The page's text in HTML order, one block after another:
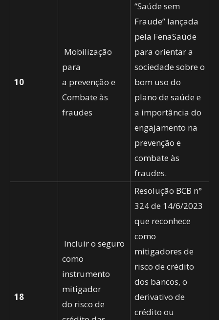
10
Mobilização
para
a prevenção e
Combate às
fraudes
“Saúde sem
Fraude” lançada
pela FenaSaúde
para orientar a
sociedade sobre o
bom uso do
plano de saúde e
a importância do
engajamento na
prevenção e
combate às
fraudes.
18
Incluir o seguro
como
instrumento
mitigador
do risco de
Resolução BCB n°
324 de 14/6/2023
que reconhece
como
mitigadores de
risco de crédito
dos bancos, o
derivativo de
crédito ou